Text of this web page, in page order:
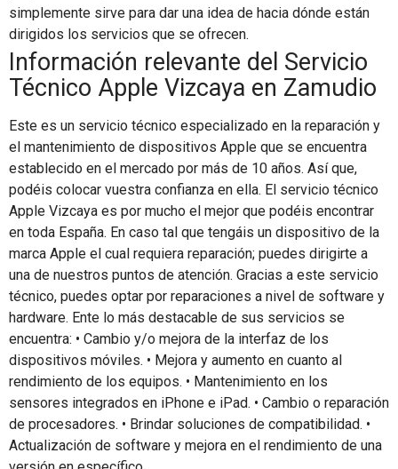
simplemente sirve para dar una idea de hacia dónde están
dirigidos los servicios que se ofrecen.
Información relevante del Servicio
Técnico Apple Vizcaya en Zamudio
Este es un servicio técnico especializado en la reparación y
el mantenimiento de dispositivos Apple que se encuentra
establecido en el mercado por más de 10 años. Así que,
podéis colocar vuestra confianza en ella. El servicio técnico
Apple Vizcaya es por mucho el mejor que podéis encontrar
en toda España. En caso tal que tengáis un dispositivo de la
marca Apple el cual requiera reparación; puedes dirigirte a
una de nuestros puntos de atención. Gracias a este servicio
técnico, puedes optar por reparaciones a nivel de software y
hardware. Ente lo más destacable de sus servicios se
encuentra: • Cambio y/o mejora de la interfaz de los
dispositivos móviles. • Mejora y aumento en cuanto al
rendimiento de los equipos. • Mantenimiento en los
sensores integrados en iPhone e iPad. • Cambio o reparación
de procesadores. • Brindar soluciones de compatibilidad. •
Actualización de software y mejora en el rendimiento de una